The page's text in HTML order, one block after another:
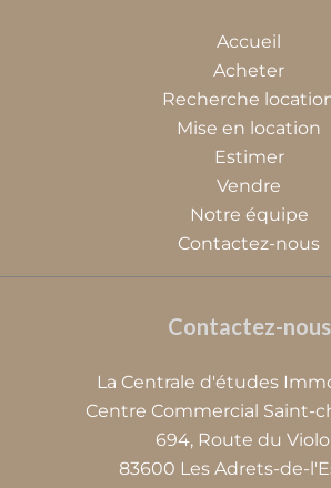
Accueil
Acheter
Recherche
Mise en location
Estimer
Vendre
Notre équipe
Contactez-nous
Contactez-nous
La Centrale d'études
Centre Commercial Saint-
694, Route du
83600 Les Adrets-de-